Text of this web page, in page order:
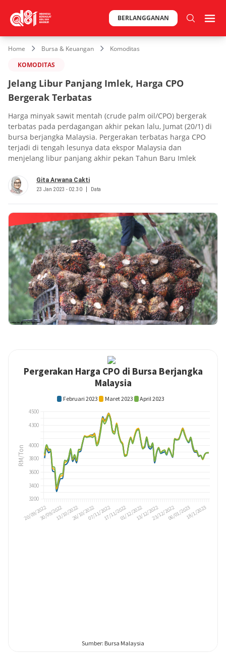
BERLANGGANAN
Home Bursa & Keuangan
Komoditas
KOMODITAS
Jelang Libur Panjang Imlek, Harga CPO
Bergerak Terbatas
Harga minyak sawit mentah (crude palm oil/CPO) bergerak
terbatas pada perdagangan akhir pekan lalu, Jumat (20/1) di
bursa berjangka Malaysia. Pergerakan terbatas harga CPO
terjadi di tengah lesunya data ekspor Malaysia dan
menjelang libur panjang akhir pekan Tahun Baru Imlek
Gita Arwana Cakti
23 Jan 2023 - 02.30 Data